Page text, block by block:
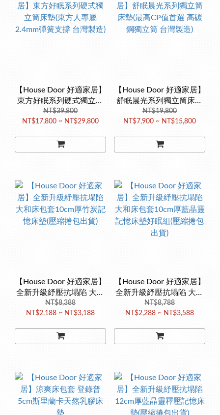
【House Door 好適家居】
東方好眠系列硬式獨立筒
床墊(東方人專屬 2.4mm彈
簧支撐 台灣製造)
NT$39,800
NT$17,800 ~ NT$29,800
【House Door 好適家居】
舒眠晨光系列獨立筒床墊
(最高CP值首選 高碳鋼獨
立筒 台灣製造)
NT$19,800
NT$7,900 ~ NT$15,800
【House Door 好適家居】
全新升級紓壓抗塌陷 大和
床包套10cm厚竹炭記憶床
墊(壓縮捲包出貨)
NT$8,388
NT$2,188 ~ NT$3,188
【House Door 好適家居】
全新升級紓壓抗塌陷 大和
床包套10cm厚藍晶靈記憶
床墊好眠組(壓縮捲包出貨)
NT$8,788
NT$2,288 ~ NT$3,588